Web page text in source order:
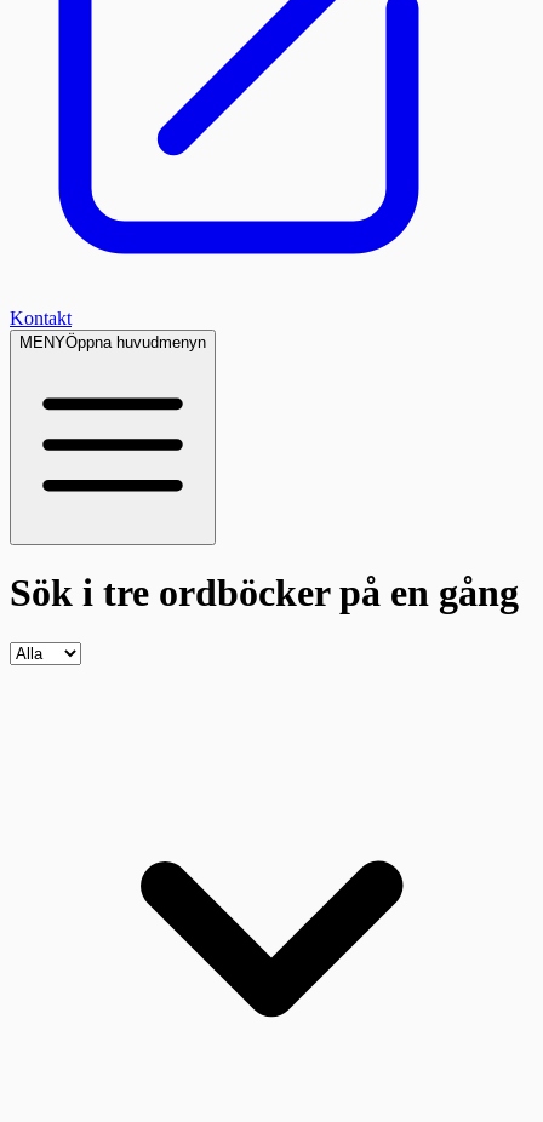
Kontakt
MENYÖppna huvudmenyn
Sök i tre ordböckerpå en gång